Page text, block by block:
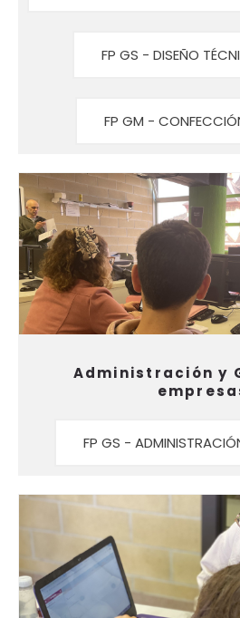
FP GS - DISEÑO
FP GM -
Administración y
FP GS -